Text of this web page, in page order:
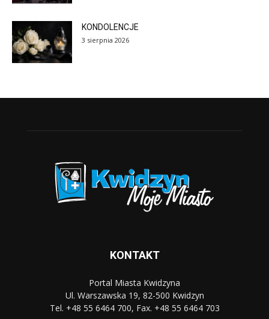
KONDOLENCJE
3 sierpnia 2026
KONTAKT
Portal Miasta Kwidzyna
Ul. Warszawska 19, 82-500 Kwidzyn
Tel. +48 55 6464 700, Fax. +48 55 6464 703